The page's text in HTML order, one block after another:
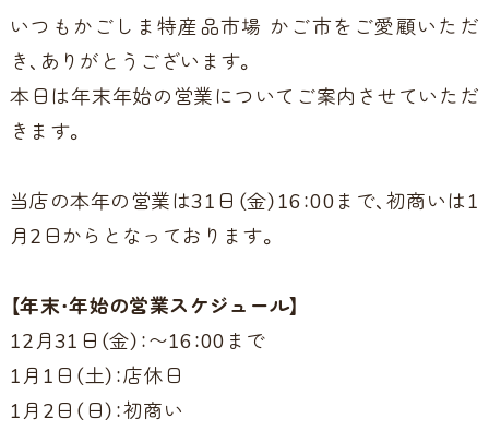
いつもかごしま特産品市場 かご市をご愛顧いただ
き、ありがとうございます。
本日は年末年始の営業についてご案内させていただ
きます。
当店の本年の営業は31日（金）16：00まで、初商いは1
月2日からとなっております。
【年末・年始の営業スケジュール】
12月31日（金）：〜16：00まで
1月1日（土）：店休日
1月2日（日）：初商い